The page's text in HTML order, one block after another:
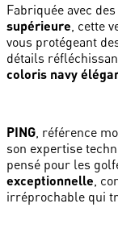
Fabriquée avec des
supérieure , cette
vous protégeant
détails
coloris navy
PING , référence
son expertise
pensé pour les
exceptionnelle ,
irréprochable qui